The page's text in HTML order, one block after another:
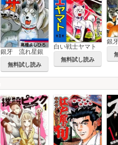
銀牙 流れ星銀
無料試し読み
白い戦士ヤマト
無料試し読み
銀